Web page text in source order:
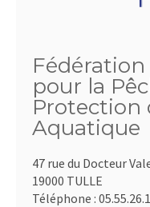
Fédération
pour la
Protection
Aquatique
47 rue du Docteur
19000 TULLE
Téléphone :